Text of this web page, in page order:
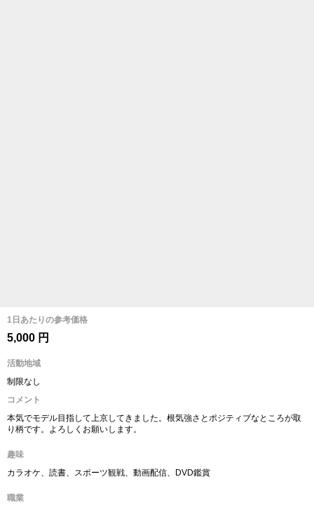
1日あたりの参考価格
5,000 円
活動地域
制限なし
コメント
本気でモデル目指して上京してきました。根気強さとポジティブなところが取
り柄です。よろしくお願いします。
趣味
カラオケ、読書、スポーツ観戦、動画配信、DVD鑑賞
職業